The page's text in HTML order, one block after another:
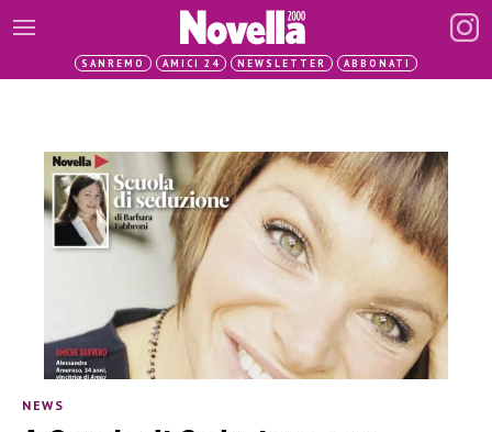
SANREMO AMICI 24 NEWSLETTER ABBONATI
NEWS